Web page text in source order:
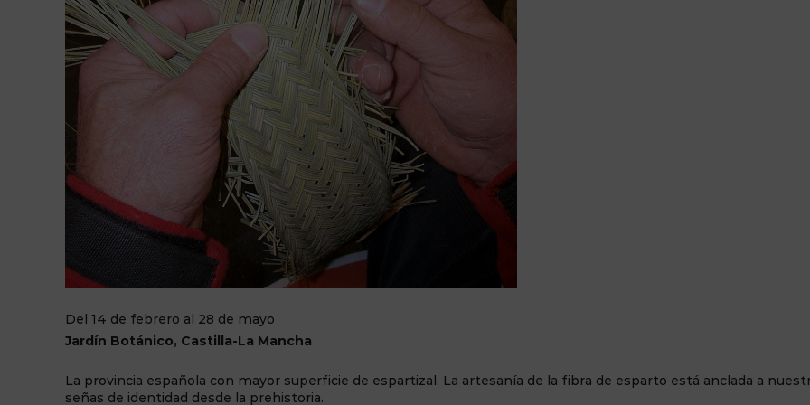
Del 14 de febrero al 28 de mayo
Jardín Botánico, Castilla-La Mancha
La provincia española con mayor superficie de espartizal. La artesanía de la fibra de esparto está anclada a
señas de identidad desde la prehistoria.